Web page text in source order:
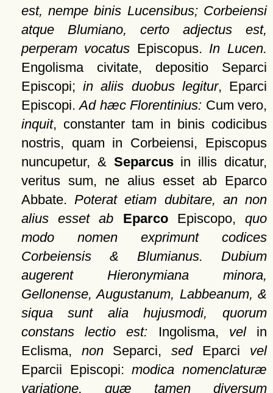
est, nempe binis Lucensibus; Corbeiensi
atque Blumiano, certo adjectus est,
perperam vocatus Episcopus. In Lucen.
Engolisma civitate, depositio Separci
Episcopi;in aliis duobus legitur, Eparci
Episcopi.Ad hæc Florentinius: Cum vero,
inquit, constanter tam in binis codicibus
nostris, quam in Corbeiensi, Episcopus
nuncupetur, & Separcusin illis dicatur,
veritus sum, ne alius esset ab Eparco
Abbate.Poterat etiam dubitare, an non
alius esset ab
EparcoEpiscopo,quo
modo nomen exprimunt codices
Corbeiensis & Blumianus. Dubium
augerent Hieronymiana minora,
Gellonense, Augustanum, Labbeanum, &
siqua sunt alia hujusmodi, quorum
constans lectio est: Ingolisma, velin
Eclisma, nonSeparci,sedEparci vel
Eparcii Episcopi:modica nomenclaturæ
variatione, quæ tamen diversum